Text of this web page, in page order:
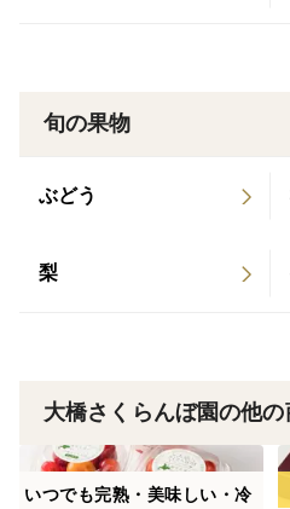
ださい。
※北海道内は翌日～翌々日
旬の果物
ぶどう
梨
大橋さくらんぼ園の他の
いつでも完熟・美味しい・冷